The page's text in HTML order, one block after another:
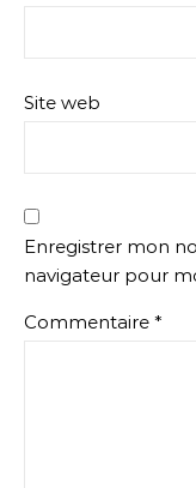
Site web
Enregistrer mon
navigateur pour
Commentaire *